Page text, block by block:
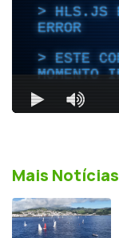
Mais Notícias